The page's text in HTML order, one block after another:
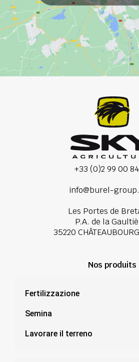
+33 (0)2 99 00
info@burel-
Les Portes de
P.A. de la
35220
Nos produits
Fertilizzazione
Semina
Lavorare il terreno